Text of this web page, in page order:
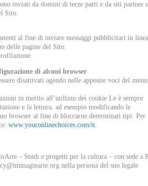
inviati da domini di terze parti e da siti partner
Sito.
al fine di inviare messaggi pubblicitari in
delle pagine del Sito.
di alcuni browser
disattivati agendo nelle apposite voci del
in merito all’utilizzo dei cookie Le è sempre
e la lettura, ad esempio modificando le
browser al fine di bloccarne determinati tipi. Per
www.youronlinechoices.com/it.
– Studi e progetti per la cultura – con sede a
nella persona del suo legale